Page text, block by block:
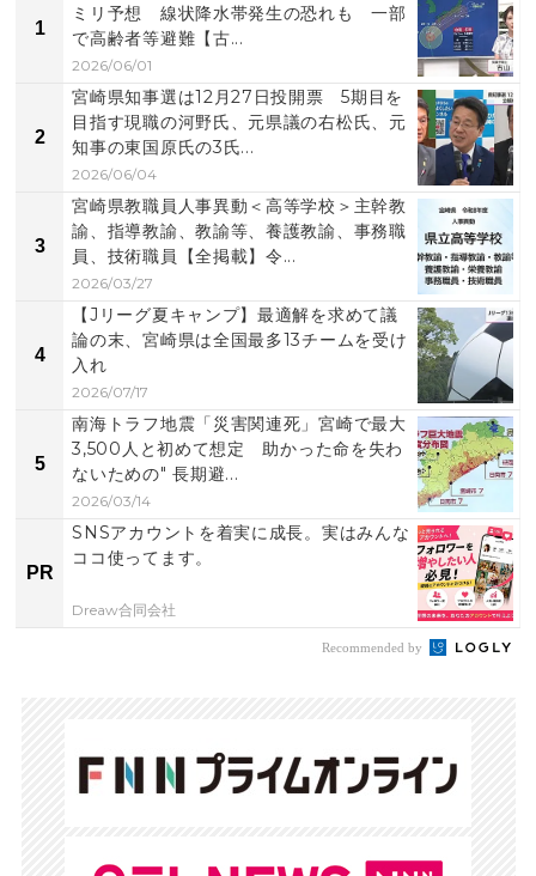
1
ミリ予想 線状降水帯発生の恐れも 一部
で高齢者等避難【古...
2026/06/01
2
宮崎県知事選は12月27日投開票 5期目を
目指す現職の河野氏、元県議の右松氏、元
知事の東国原氏の3氏...
2026/06/04
3
宮崎県教職員人事異動＜高等学校＞主幹教
諭、指導教諭、教諭等、養護教諭、事務職
員、技術職員【全掲載】令...
2026/03/27
4
【Jリーグ夏キャンプ】最適解を求めて議
論の末、宮崎県は全国最多13チームを受け
入れ
2026/07/17
5
南海トラフ地震「災害関連死」宮崎で最大
3,500人と初めて想定 助かった命を失わ
ないための" 長期避...
2026/03/14
PR
SNSアカウントを着実に成長。実はみんな
ココ使ってます。
Dreaw合同会社
Recommended by